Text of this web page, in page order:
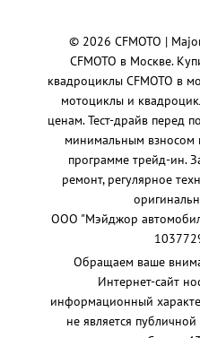
© 2026 CFMOTO |
CFMOTO в Москве.
квадроциклы CFMOTO в
мотоциклы и
ценам. Тест-драйв перед
минимальным взносом
программе трейд-ин.
ремонт, регулярное
ООО "Мэйджор
Обращаем ваше
Интернет-сайт
информационный
не является